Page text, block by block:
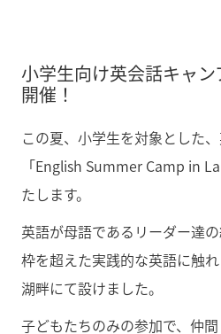
小学生向け英会話キャ
開催！
この夏、小学生を対象とした
「English Summer Camp in
たします。
英語が母語であるリーダー達
枠を超えた実践的な英語に触
湖畔にて設けました。
子どもたちのみの参加で、仲